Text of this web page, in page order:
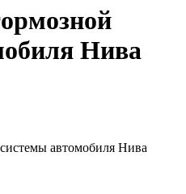
Нива
автомобиля Нива